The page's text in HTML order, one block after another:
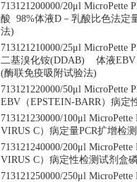
713121200000/20μl
酸 98%体液D－乳酸比色法定
法)
713121210000/25μl
二基溴化铵(DDAB) 体液EBV
(酶联免疫吸附试验法)
713121220000/50μl
EBV（EPSTEIN-BARR）病定
713121230000/100μl
VIRUS C）病定量PCR扩增检
713121240000/200μl
VIRUS C）病定性检测试剂盒
713121250000/250μl